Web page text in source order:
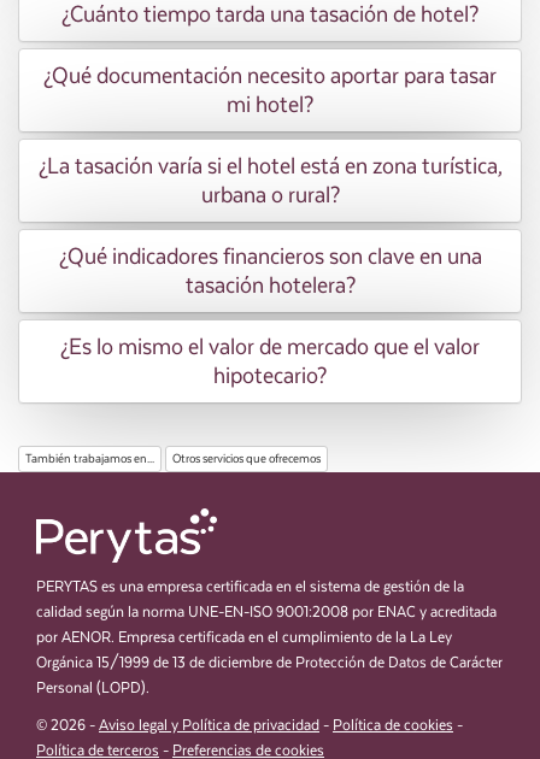
¿Cuánto tiempo tarda una tasación de hotel?
¿Qué documentación necesito aportar para tasar
mi hotel?
¿La tasación varía si el hotel está en zona turística,
urbana o rural?
¿Qué indicadores financieros son clave en una
tasación hotelera?
¿Es lo mismo el valor de mercado que el valor
hipotecario?
También trabajamos en... Otros servicios que ofrecemos
PERYTAS es una empresa certificada en el sistema de gestión de la
calidad según la norma UNE-EN-ISO 9001:2008 por ENAC y acreditada
por AENOR. Empresa certificada en el cumplimiento de la La Ley
Orgánica 15/1999 de 13 de diciembre de Protección de Datos de Carácter
Personal (LOPD).
© 2026 - Aviso legal y Política de privacidad - Política de cookies -
Política de terceros - Preferencias de cookies